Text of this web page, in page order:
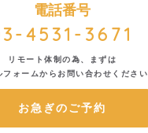
電話番号
4531-3671
リモート体制の為、まずは
フォームからお問い合わせください
お急ぎのご予約